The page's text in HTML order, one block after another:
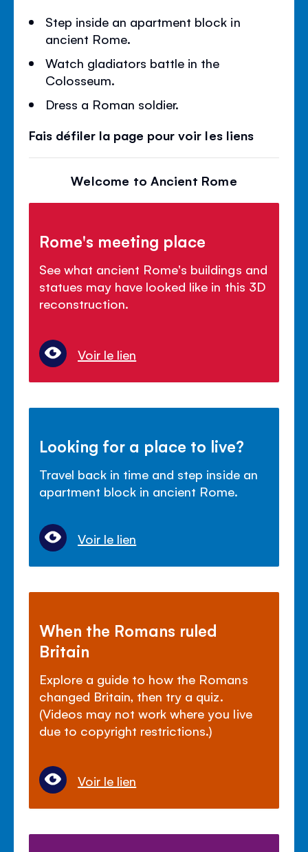
Step inside an apartment block in
ancient Rome.
Watch gladiators battle in the
Colosseum.
Dress a Roman soldier.
Fais défiler la page pour voir les liens
Welcome to Ancient Rome
Rome's meeting place
See what ancient Rome's buildings and
statues may have looked like in this 3D
reconstruction.
Voir le lien
Looking for a place to live?
Travel back in time and step inside an
apartment block in ancient Rome.
Voir le lien
When the Romans ruled
Britain
Explore a guide to how the Romans
changed Britain, then try a quiz.
(Videos may not work where you live
due to copyright restrictions.)
Voir le lien